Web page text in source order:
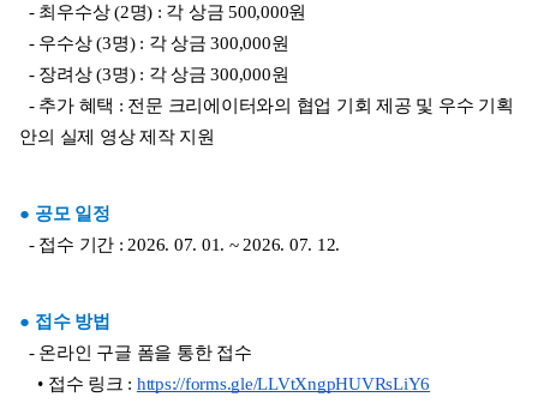
- 최우수상 (2명) : 각 상금 500,000원
- 우수상 (3명) : 각 상금 300,000원
- 장려상 (3명) : 각 상금 300,000원
- 추가 혜택 : 전문 크리에이터와의 협업 기회 제공 및 우수 기획
안의 실제 영상 제작 지원
● 공모 일정
- 접수 기간 : 2026. 07. 01. ~ 2026. 07. 12.
● 접수 방법
- 온라인 구글 폼을 통한 접수
• 접수 링크 : https://forms.gle/LLVtXngpHUVRsLiY6